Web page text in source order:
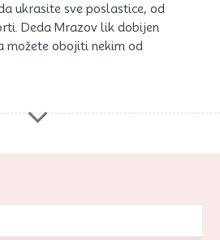
ukrasite sve poslastice, od
Deda Mrazov lik dobijen
možete obojiti nekim od